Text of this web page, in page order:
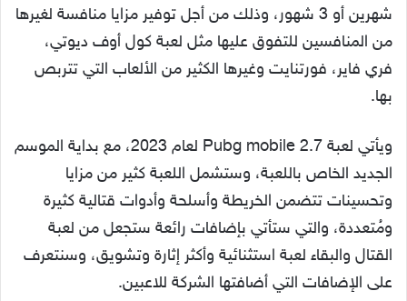
شهرين أو 3 شهور، وذلك من أجل توفير مزايا منافسة لغيرها
من المنافسين للتفوق عليها مثل لعبة كول أوف ديوتي،
فري فاير، فورتنايت وغيرها الكثير من الألعاب التي تتربص
بها.
ويأتي لعبة Pubg mobile 2.7 لعام 2023، مع بداية الموسم
الجديد الخاص باللعبة، وستشمل اللعبة كثير من مزايا
وتحسينات تتضمن الخريطة وأسلحة وأدوات قتالية كثيرة
ومُتعددة، والتي ستأتي بإضافات رائعة ستجعل من لعبة
القتال والبقاء لعبة استثنائية وأكثر إثارة وتشويق، وسنتعرف
على الإضافات التي أضافتها الشركة للاعبين.